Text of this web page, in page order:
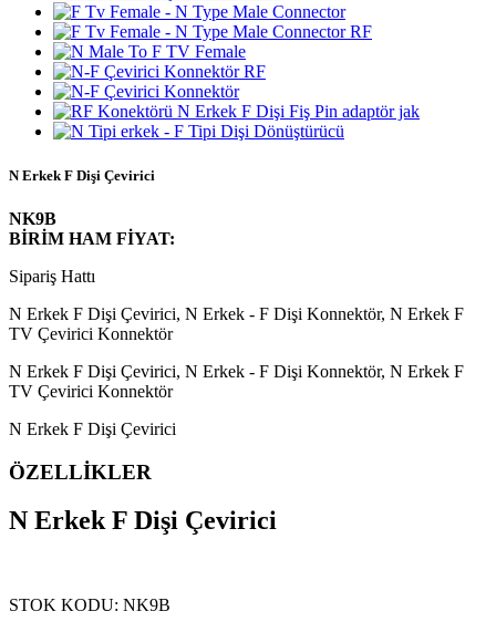
N Erkek F Dişi Çevirici
NK9B
BİRİM HAM FİYAT:
Sipariş Hattı
N Erkek F Dişi Çevirici, N Erkek - F Dişi Konnektör, N Erkek F
TV Çevirici Konnektör
N Erkek F Dişi Çevirici, N Erkek - F Dişi Konnektör, N Erkek F
TV Çevirici Konnektör
N Erkek F Dişi Çevirici
ÖZELLİKLER
N Erkek F Dişi Çevirici
STOK KODU: NK9B